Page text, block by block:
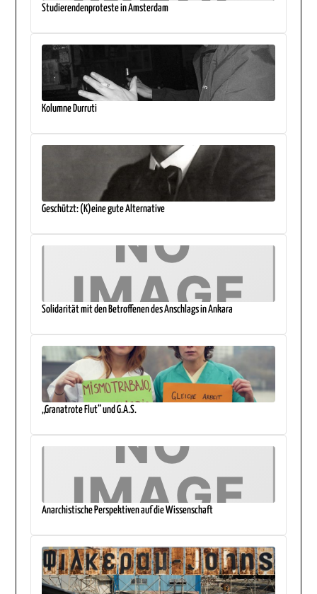
Studierendenproteste in Amsterdam
Kolumne Durruti
Geschützt: (K)eine gute Alternative
Solidarität mit den Betroffenen des Anschlags in Ankara
„Granatrote Flut“ und G.A.S.
Anarchistische Perspektiven auf die Wissenschaft